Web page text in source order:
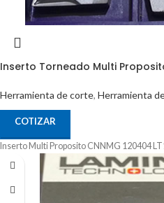
Inserto Torneado Multi
Herramienta de corte, Herramienta
COTIZAR
Inserto Multi Proposito CNNMG 120404